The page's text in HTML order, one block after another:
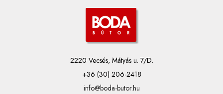
2220 Vecsés, Mátyás u. 7/D.
+36 (30) 206-2418
info@boda-butor.hu